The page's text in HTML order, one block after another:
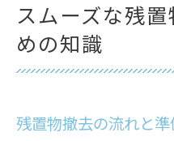
スムーズな残
めの知識
残置物撤去の流れと